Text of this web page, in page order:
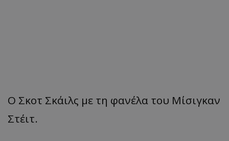
Ο Σκοτ Σκάιλς με τη φανέλα του Μίσιγκαν
Στέιτ.